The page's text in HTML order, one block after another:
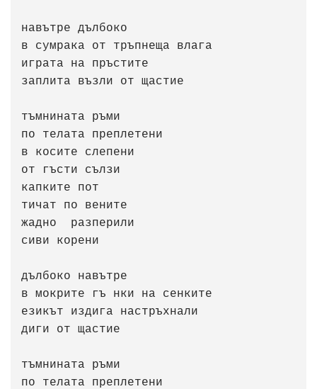
навътре дълбоко
в сумрака от тръпнеща влага
играта на пръстите
заплита възли от щастие
тъмнината ръми
по телата преплетени
в косите слепени
от гъсти сълзи
капките пот
тичат по вените
жадно  разперили
сиви корени
дълбоко навътре
в мокрите гъ нки на сенките
езикът издига настръхнали
диги от щастие
тъмнината ръми
по телата преплетени